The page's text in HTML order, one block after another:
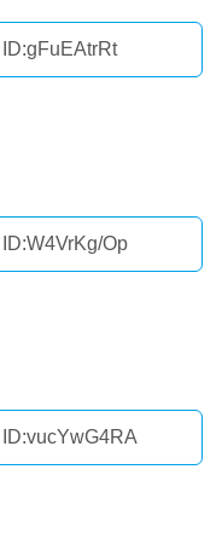
ID:gFuEAtrRt
ID:W4VrKg/Op
ID:vucYwG4RA